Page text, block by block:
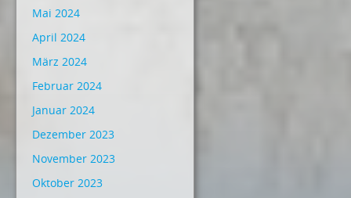
Mai 2024
April 2024
März 2024
Februar 2024
Januar 2024
Dezember 2023
November 2023
Oktober 2023